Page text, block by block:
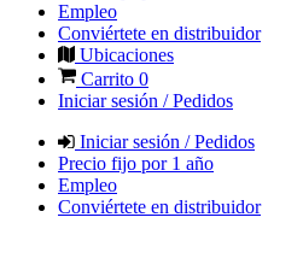
Empleo
Conviértete en distribuidor
Ubicaciones
Carrito 0
Iniciar sesión / Pedidos
Iniciar sesión / Pedidos
Precio fijo por 1 año
Empleo
Conviértete en distribuidor